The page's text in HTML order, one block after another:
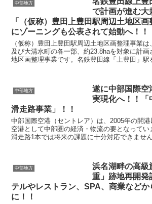
中部地方
で計画が進む大
「（仮称）豊田上豊田駅周辺土地区
にゾーニングも公表されて始動へ！！
（仮称）豊田上豊田駅周辺土地区画整理事業
及び大清水町の各一部、約23.8haを対象に計
地区画整理事業です。名鉄豊田線「上豊田」駅
中部地方
遂に中部国際空
実現化へ！！「
滑走路事業」！！
中部国際空港（セントレア）は、2005年の開
空港として中部圏の経済・物流の要となって
滑走路1本では将来の課題に十分対応できませ
中部地方
浜名湖畔の高級
重」跡地再開発
テルやレストラン、SPA、商業など
に！！